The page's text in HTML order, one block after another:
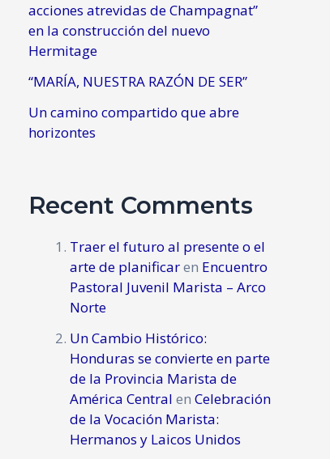
acciones atrevidas de Champagnat”
en la construcción del nuevo
Hermitage
“MARÍA, NUESTRA RAZÓN DE SER”
Un camino compartido que abre
horizontes
Recent Comments
Traer el futuro al presente o el
arte de planificaren Encuentro
Pastoral Juvenil Marista – Arco
Norte
Un Cambio Histórico:
Honduras se convierte en parte
de la Provincia Marista de
América Central en Celebración
de la Vocación Marista:
Hermanos y Laicos Unidos